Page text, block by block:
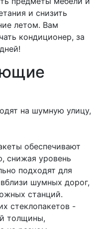
и снизить
летом. Вам
кондиционер, за
на шумную улицу,
обеспечивают
снижая уровень
подходят для
шумных дорог,
станций.
стеклопакетов -
толщины,